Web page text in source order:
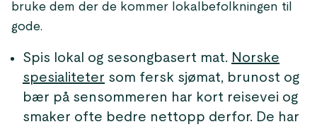
bruke dem der de kommer lokalbefolkningen til
gode.
Spis lokal og sesongbasert mat. Norske
spesialiteter som fersk sjømat, brunost og
bær på sensommeren har kort reisevei og
smaker ofte bedre nettopp derfor. De har